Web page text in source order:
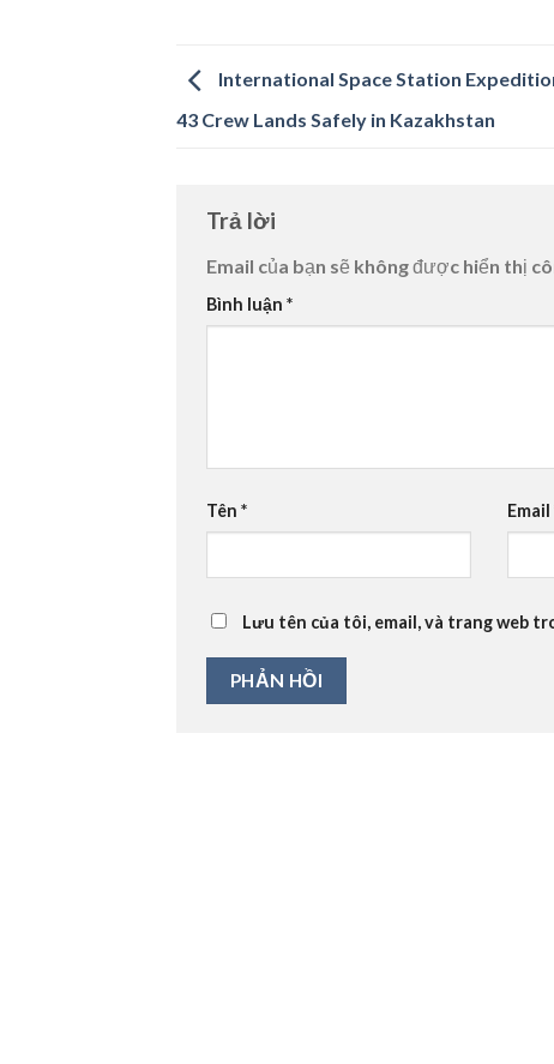
International Space Station
43 Crew Lands Safely in Kazakhstan
Trả lời
Email của bạn sẽ không được hiển thị
Bình luận *
Tên * Email
Lưu tên của tôi, email, và trang web